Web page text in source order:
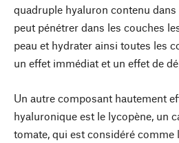
quadruple hyaluron contenu
peut pénétrer dans les couches
peau et hydrater ainsi toutes les
un effet immédiat et un effet de
Un autre composant hautement
hyaluronique est le lycopène, un
tomate, qui est considéré comme